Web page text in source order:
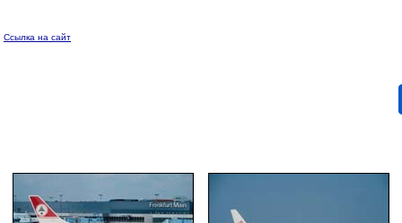
Ссылка на сайт